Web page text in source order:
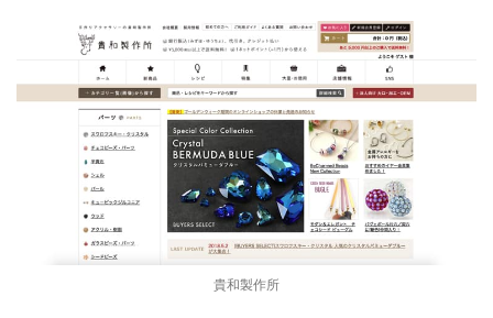
貴和製作所